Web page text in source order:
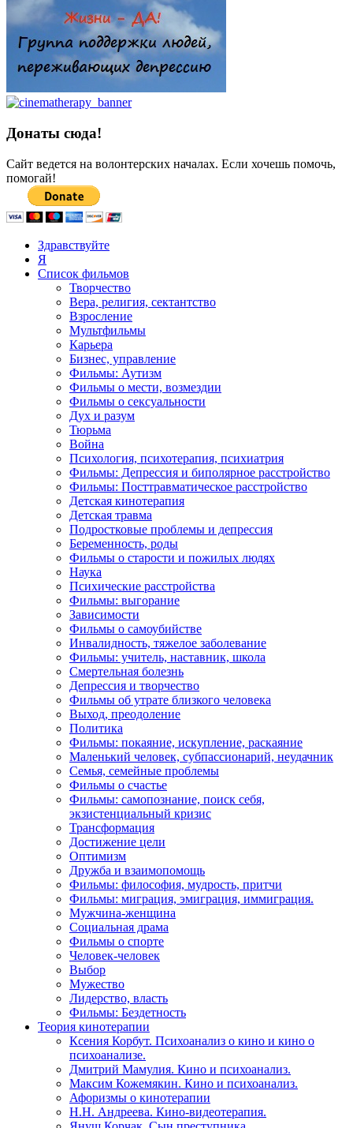
Донаты сюда!
Сайт ведется на волонтерских началах. Если хочешь помочь,
помогай!
Здравствуйте
Я
Список фильмов
Творчество
Вера, религия, сектантство
Взросление
Мультфильмы
Карьера
Бизнес, управление
Фильмы: Аутизм
Фильмы о мести, возмездии
Фильмы о сексуальности
Дух и разум
Тюрьма
Война
Психология, психотерапия, психиатрия
Фильмы: Депрессия и биполярное расстройство
Фильмы: Посттравматическое расстройство
Детская кинотерапия
Детская травма
Подростковые проблемы и депрессия
Беременность, роды
Фильмы о старости и пожилых людях
Наука
Психические расстройства
Фильмы: выгорание
Зависимости
Фильмы о самоубийстве
Инвалидность, тяжелое заболевание
Фильмы: учитель, наставник, школа
Смертельная болезнь
Депрессия и творчество
Фильмы об утрате близкого человека
Выход, преодоление
Политика
Фильмы: покаяние, искупление, раскаяние
Маленький человек, субпассионарий, неудачник
Семья, семейные проблемы
Фильмы о счастье
Фильмы: самопознание, поиск себя,
экзистенциальный кризис
Трансформация
Достижение цели
Оптимизм
Дружба и взаимопомощь
Фильмы: философия, мудрость, притчи
Фильмы: миграция, эмиграция, иммиграция.
Мужчина-женщина
Социальная драма
Фильмы о спорте
Человек-человек
Выбор
Мужество
Лидерство, власть
Фильмы: Бездетность
Теория кинотерапии
Ксения Корбут. Психоанализ о кино и кино о
психоанализе.
Дмитрий Мамулия. Кино и психоанализ.
Максим Кожемякин. Кино и психоанализ.
Афоризмы о кинотерапии
Н.Н. Андреева. Кино-видеотерапия.